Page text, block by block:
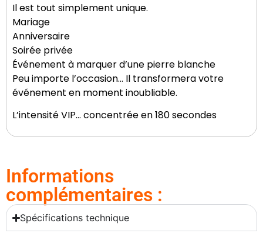
Il est tout simplement unique.
Mariage
Anniversaire
Soirée privée
Événement à marquer d’une pierre blanche
Peu importe l’occasion… Il transformera votre
événement en moment inoubliable.
L’intensité VIP… concentrée en 180 secondes
Informations
complémentaires :
Spécifications technique